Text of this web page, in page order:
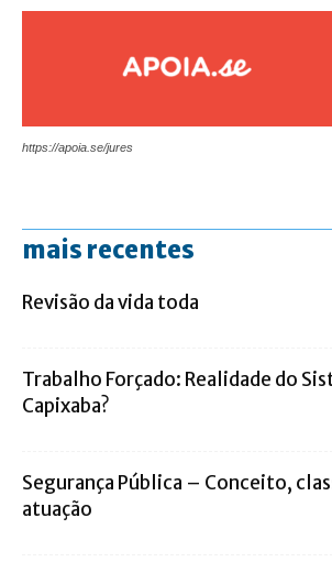
https://apoia.se/jures
mais recentes
Revisão da vida toda
Trabalho Forçado: Realidade do
Capixaba?
Segurança Pública – Conceito,
atuação